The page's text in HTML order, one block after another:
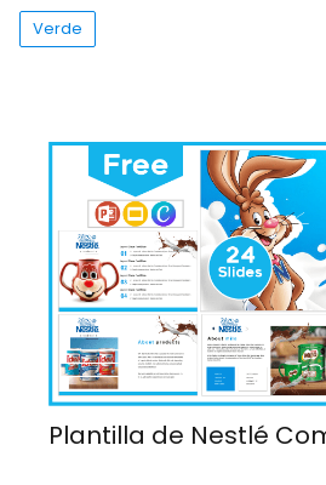
Verde
Plantilla de Nestlé